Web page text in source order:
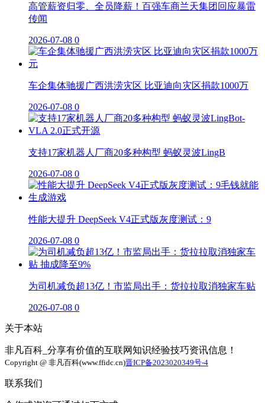
高管薪资归零、全员降薪！百强车商兰天集团回应暴雷
传闻
2026-07-08 0
车企集体驰援广西洪涝灾区 比亚迪向灾区捐款1000万
2026-07-08 0
支持17家机器人厂商20多种构型 蚂蚁灵波LingB
2026-07-08 0
性能大提升 DeepSeek V4正式版灰度测试：9
2026-07-08 0
为司机减负超13亿！市监局出手：货拉拉取消独家车贴
2026-07-08 0
关于本站
非凡百科_分享有价值的互联网知识经验技巧资讯信息！
Copyright @ 非凡百科(www.ffidc.cn)晋ICP备2023020349号-4
联系我们